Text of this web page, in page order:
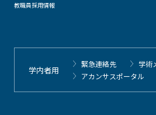
教職員採用情報
学内者用
緊急連絡先
学術
アカンサスポータル